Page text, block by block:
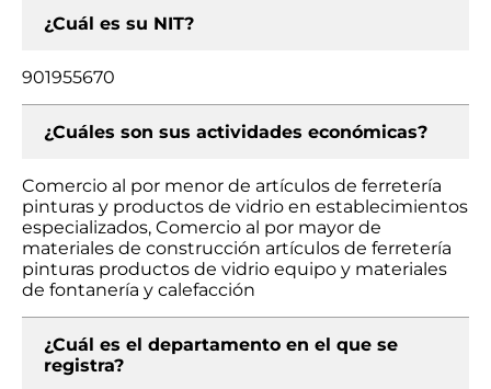
¿Cuál es su NIT?
901955670
¿Cuáles son sus actividades económicas?
Comercio al por menor de artículos de ferretería
pinturas y productos de vidrio en establecimientos
especializados, Comercio al por mayor de
materiales de construcción artículos de ferretería
pinturas productos de vidrio equipo y materiales
de fontanería y calefacción
¿Cuál es el departamento en el que se
registra?